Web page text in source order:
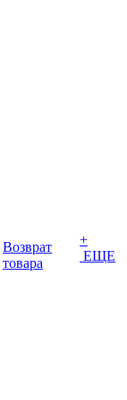
Возврат
товара
+
ЕЩЕ